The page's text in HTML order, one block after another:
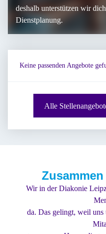
gehört
Mir gefällt
nicht nur
sondern
als
uns
deshalb unterstützen wir
Dienstplanung.
Keine passenden Angebote
Alle
Wir in der Diakonie
da. Das gelingt, weil